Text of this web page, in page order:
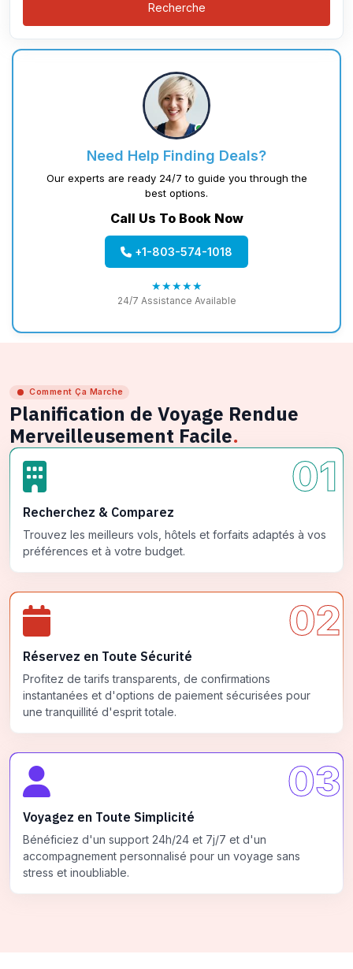
Recherche
Need Help Finding Deals?
Our experts are ready 24/7 to guide you through the
best options.
Call Us To Book Now
+1-803-574-1018
★★★★★
24/7 Assistance Available
Comment Ça Marche
Planification de Voyage Rendue
Merveilleusement Facile.
01
Recherchez & Comparez
Trouvez les meilleurs vols, hôtels et forfaits adaptés à vos
préférences et à votre budget.
02
Réservez en Toute Sécurité
Profitez de tarifs transparents, de confirmations
instantanées et d'options de paiement sécurisées pour
une tranquillité d'esprit totale.
03
Voyagez en Toute Simplicité
Bénéficiez d'un support 24h/24 et 7j/7 et d'un
accompagnement personnalisé pour un voyage sans
stress et inoubliable.